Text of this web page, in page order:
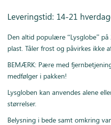
Leveringstid: 14-21
Den altid populære “Lysglobe”
plast. Tåler frost og påvirkes ikke
BEMÆRK: Pære med
medfølger i pakken!
Lysgloben kan anvendes alene
størrelser.
Belysning i bede samt omkring